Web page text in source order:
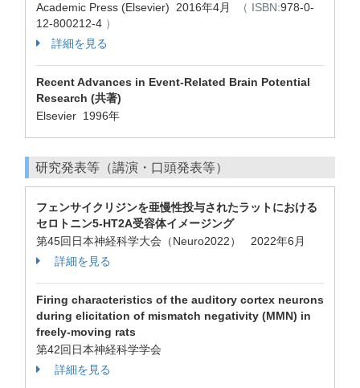
Academic Press (Elsevier) 2016年4月
（ ISBN:978-0-
12-800212-4 ）
詳細を見る
Recent Advances in Event-Related Brain Potential
Research (共著)
Elsevier 1996年
研究発表等（講演・口頭発表等）
フェンサイクリジンを亜慢性投与されたラットにおける
セロトニン5-HT2A受容体イメージング
第45回日本神経科学大会（Neuro2022） 2022年6月
詳細を見る
Firing characteristics of the auditory cortex neurons
during elicitation of mismatch negativity (MMN) in
freely-moving rats
第42回日本神経科学学会
詳細を見る